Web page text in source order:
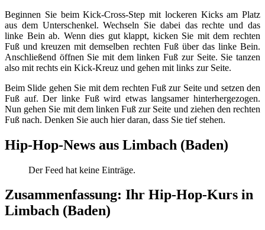
Beginnen Sie beim Kick-Cross-Step mit lockeren Kicks am Platz
aus dem Unterschenkel. Wechseln Sie dabei das rechte und das
linke Bein ab. Wenn dies gut klappt, kicken Sie mit dem rechten
Fuß und kreuzen mit demselben rechten Fuß über das linke Bein.
Anschließend öffnen Sie mit dem linken Fuß zur Seite. Sie tanzen
also mit rechts ein Kick-Kreuz und gehen mit links zur Seite.
Beim Slide gehen Sie mit dem rechten Fuß zur Seite und setzen den
Fuß auf. Der linke Fuß wird etwas langsamer hinterhergezogen.
Nun gehen Sie mit dem linken Fuß zur Seite und ziehen den rechten
Fuß nach. Denken Sie auch hier daran, dass Sie tief stehen.
Hip-Hop-News aus Limbach (Baden)
Der Feed hat keine Einträge.
Zusammenfassung: Ihr Hip-Hop-Kurs in
Limbach (Baden)